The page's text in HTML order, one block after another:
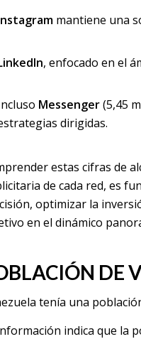
mantiene una
, enfocado en el
Messenger(5,45
dirigidas.
estas cifras de
de cada red, es
optimizar la
en el dinámico
DE
tenía una
indica que la